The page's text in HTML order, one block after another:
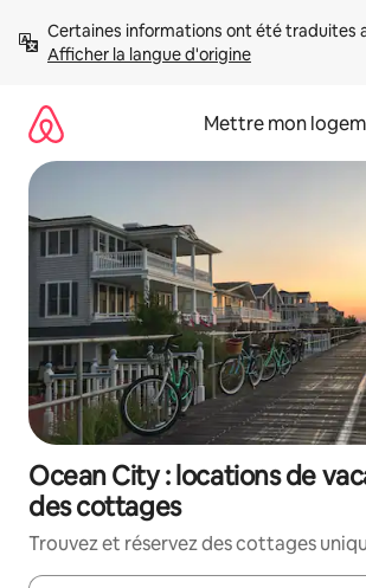
directement
Afficher la langue d'origine
Mettre mon
Ocean City : locations de
des cottages
Trouvez et réservez des cottages